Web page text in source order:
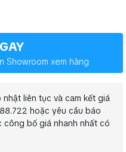
Showroom xem hàng
liên tục và cam kết giá
hoặc yêu cầu báo
công bố giá nhanh nhất có